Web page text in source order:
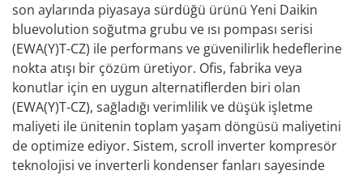
son aylarında piyasaya sürdüğü ürünü Yeni Daikin
bluevolution soğutma grubu ve ısı pompası serisi
(EWA(Y)T-CZ) ile performans ve güvenilirlik hedeflerine
nokta atışı bir çözüm üretiyor. Ofis, fabrika veya
konutlar için en uygun alternatiflerden biri olan
(EWA(Y)T-CZ), sağladığı verimlilik ve düşük işletme
maliyeti ile ünitenin toplam yaşam döngüsü maliyetini
de optimize ediyor. Sistem, scroll inverter kompresör
teknolojisi ve inverterli kondenser fanları sayesinde